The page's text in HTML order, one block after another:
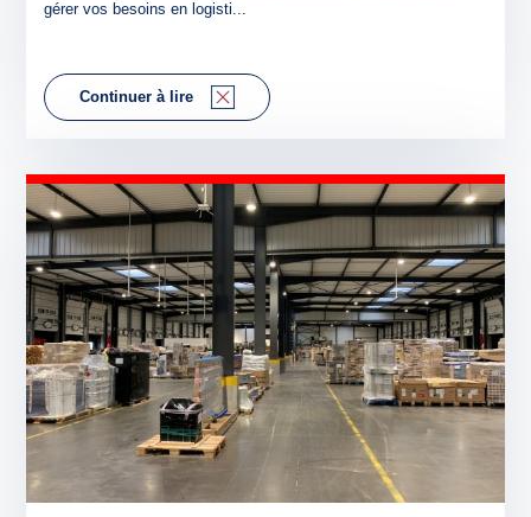
gérer vos besoins en logisti...
Continuer à lire